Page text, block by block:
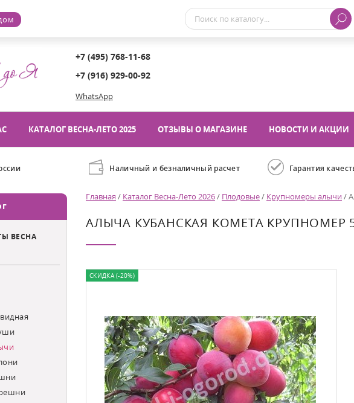
+7 (495) 768-11-68
+7 (916) 929-00-92
WhatsApp
КАТАЛОГ ВЕСНА-ЛЕТО 2025 ОТЗЫВЫ О МАГАЗИНЕ НОВОСТИ И АКЦИИ
Наличный и безналичный расчет Гарантия
ВЕСНА
Главная / Каталог Весна-Лето 2026/ Плодовые/ Крупномеры алычи/
АЛЫЧА КУБАНСКАЯ КОМЕТА КРУПНОМЕР
СКИДКА (-20%)